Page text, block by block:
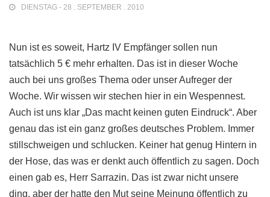
DIENSTAG - 28 . SEPTEMBER . 2010
Nun ist es soweit, Hartz IV Empfänger sollen nun
tatsächlich 5 € mehr erhalten. Das ist in dieser Woche
auch bei uns großes Thema oder unser Aufreger der
Woche. Wir wissen wir stechen hier in ein Wespennest.
Auch ist uns klar „Das macht keinen guten Eindruck“. Aber
genau das ist ein ganz großes deutsches Problem. Immer
stillschweigen und schlucken. Keiner hat genug Hintern in
der Hose, das was er denkt auch öffentlich zu sagen. Doch
einen gab es, Herr Sarrazin. Das ist zwar nicht unsere
ding, aber der hatte den Mut seine Meinung öffentlich zu